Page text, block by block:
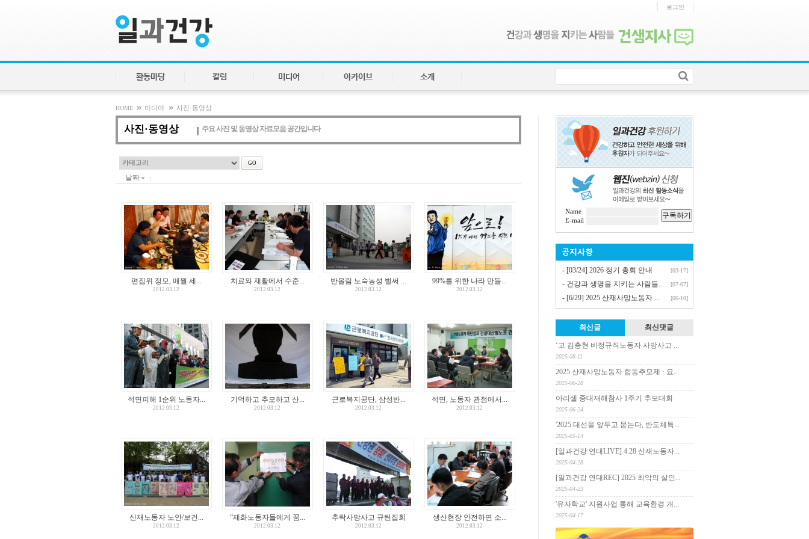
로그인
활동마당 칼럼 미디어 아카이브 소개
HOME » 미디어 » 사진·동영상
사진·동영상 주요 사진 및 동영상 자료모음 공간입니다
날짜
편집위 정모, 매월 세...
2012.03.12
치료와 재활에서 수준...
2012.03.12
반올림 노숙농성 벌써 ...
2012.03.12
99%를 위한 나라 만들...
2012.03.12
석면피해 1순위 노동자...
2012.03.12
기억하고 추모하고 산...
2012.03.12
근로복지공단, 삼성반...
2012.03.12
석면, 노동자 관점에서...
2012.03.12
산재노동자 노안/보건...
2012.03.12
“제화노동자들에게 꿈...
2012.03.12
추락사망사고 규탄집회
2012.03.12
생산현장 안전하면 소...
2012.03.12
Name 구독하기
E-mail
- [03/24] 2026 정기 총회 안내 [03-17]
- 건강과 생명을 지키는 사람들... [07-07]
- [6/29] 2025 산재사망노동자 ... [06-10]
최신글 최신댓글
‘고 김충현 비정규직노동자 사망사고 ...
2025-08-11
2025 산재사망노동자 합동추모제 · 묘...
2025-06-28
아리셀 중대재해참사 1주기 추모대회
2025-06-24
'2025 대선을 앞두고 묻는다, 반도체특...
2025-05-14
[일과건강 연대LIVE] 4.28 산재노동자...
2025-04-28
[일과건강 연대REC] 2025 최악의 살인...
2025-04-23
'유자학교' 지원사업 통해 교육환경 개...
2025-04-17